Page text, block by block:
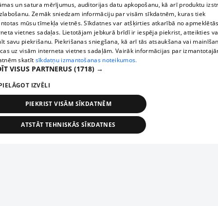
un satura mērījumus, auditorijas datu apkopošanu, kā arī produktu
Zemāk sniedzam informāciju par visām sīkdatnēm, kuras tiek
mūsu tīmekļa vietnēs. Sīkdatnes var atšķirties atkarībā no
vietnes sadaļas. Lietotājam jebkurā brīdī ir iespēja piekrist, atteikties
savu piekrišanu. Piekrišanas sniegšana, kā arī tās atsaukšana vai
uz visām interneta vietnes sadaļām. Vairāk informācijas par
skatīt sīkdatņu izmantošanas noteikumos.
VISUS PARTNERUS (1718) →
IZVĒLI
PIEKRIST VISĀM SĪKDATNĒM
ATSTĀT TEHNISKĀS SĪKDATNES